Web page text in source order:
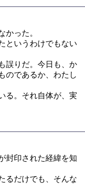
った。
というわけでもない
誤りだ。今日も、か
のであるか、わたし
る。それ自体が、実
封印された経緯を知
るだけでも、そんな